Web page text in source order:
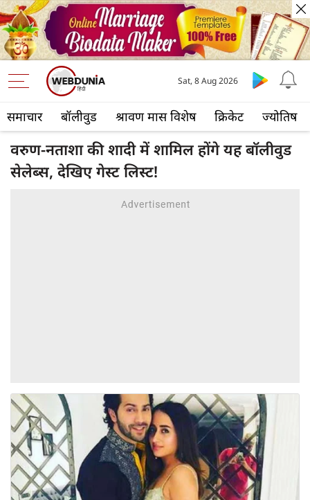
समाचार बॉलीवुड श्रावण मास विशेष क्रिकेट ज्योतिष
Sat, 8 Aug 2026
वरुण-नताशा की शादी में शामिल होंगे यह बॉलीवुड
सेलेब्स, देखिए गेस्ट लिस्ट!